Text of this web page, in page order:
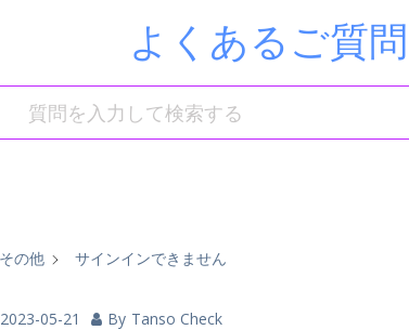
よくあるご質問
その他 サインインできません
2023-05-21 By Tanso Check